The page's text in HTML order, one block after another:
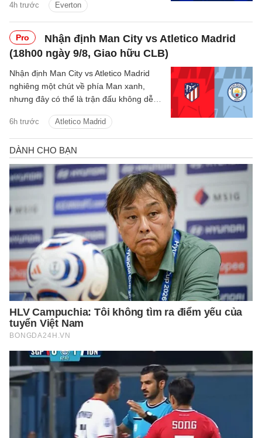
4h trước Everton
Pro
Nhận định Man City vs Atletico Madrid
(18h00 ngày 9/8, Giao hữu CLB)
6h trước Atletico Madrid
Nhận định Man City vs Atletico Madrid
nghiêng một chút về phía Man xanh,
nhưng đây có thể là trận đấu không dễ